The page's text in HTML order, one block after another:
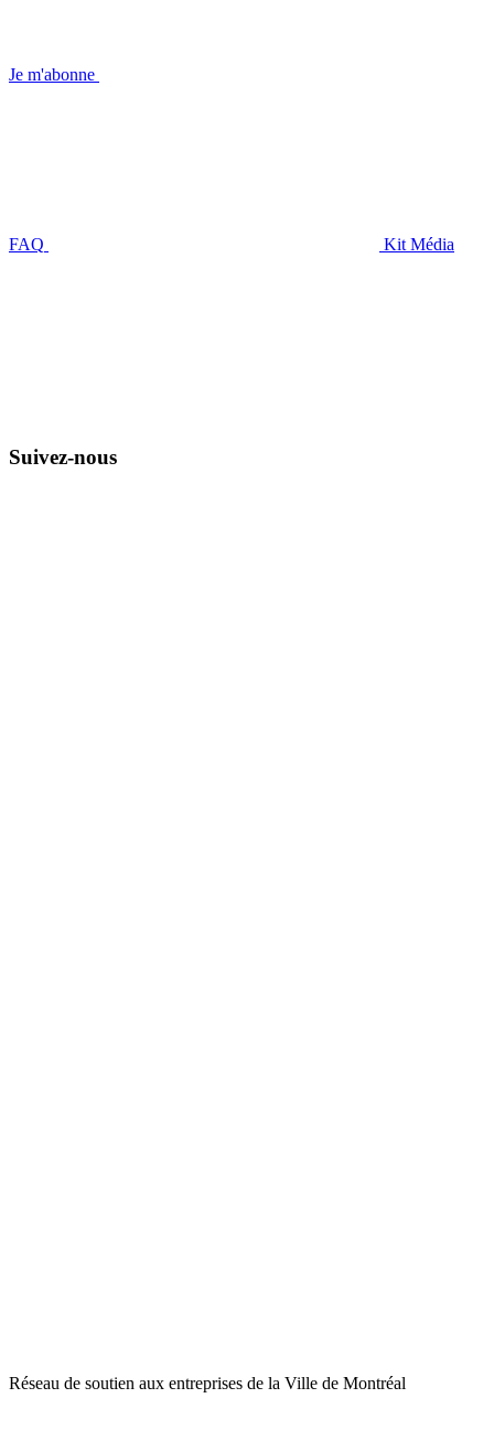
Je m'abonne
FAQ Kit Média
Suivez-nous
Réseau de soutien aux entreprises de la Ville de Montréal